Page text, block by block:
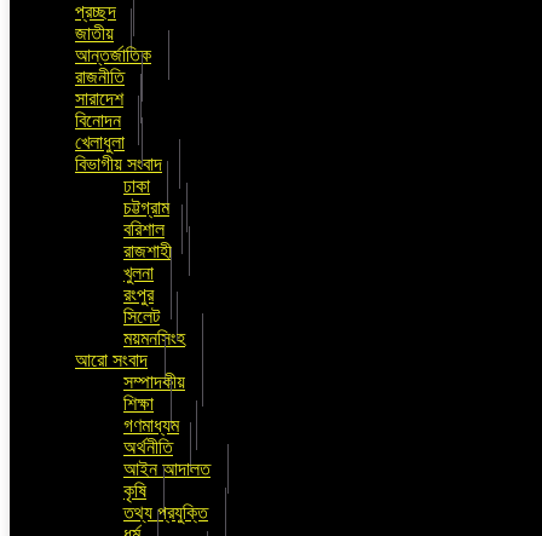
প্রচ্ছদ
জাতীয়
আন্তর্জাতিক
রাজনীতি
সারাদেশ
বিনোদন
খেলাধুলা
বিভাগীয় সংবাদ
ঢাকা
চট্টগ্রাম
বরিশাল
রাজশাহী
খুলনা
রংপুর
সিলেট
ময়মনসিংহ
আরো সংবাদ
সম্পাদকীয়
শিক্ষা
গণমাধ্যম
অর্থনীতি
আইন আদালত
কৃষি
তথ্য প্রযুক্তি